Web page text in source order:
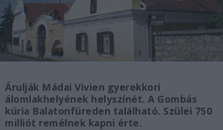
Árulják Mádai Vivien gyerekkori
álomlakhelyének helyszínét. A Gombás
kúria Balatonfüreden található. Szülei 750
milliót remélnek kapni érte.